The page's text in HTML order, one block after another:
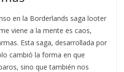
en la Borderlands saga looter
viene a la mente es caos,
Esta saga, desarrollada por
cambió la forma en que
sino que también nos